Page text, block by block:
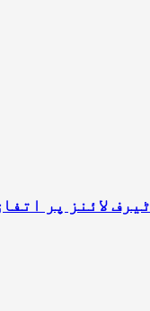
گلگت بلتستان حکومت کا بڑا فیصلہ، ای۔وہیکل